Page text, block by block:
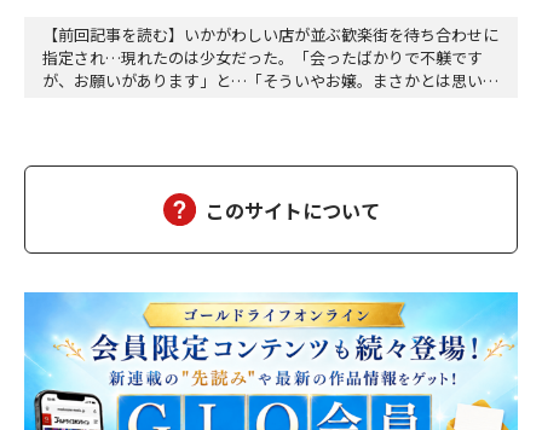
【前回記事を読む】いかがわしい店が並ぶ歓楽街を待ち合わせに
指定され…現れたのは少女だった。「会ったばかりで不躾です
が、お願いがあります」と…「そういやお嬢。まさかとは思いま
らねぇ」「自業自得なだけよ」「手厳しいすっねぇ。今日…
このサイトについて